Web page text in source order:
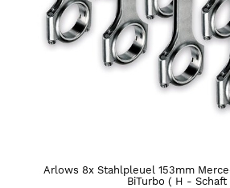
Arlows 8x Stahlpleuel 153mm
BiTurbo ( H - Schaft